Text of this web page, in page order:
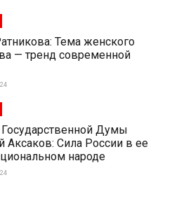
Тема женского
— тренд современной
Государственной Думы
Аксаков: Сила России в ее
народе